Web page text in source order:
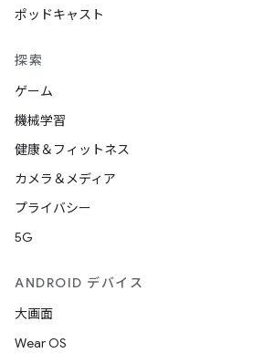
ポッドキャスト
探索
ゲーム
機械学習
健康＆フィットネス
カメラ＆メディア
プライバシー
5G
ANDROID デバイス
大画面
Wear OS